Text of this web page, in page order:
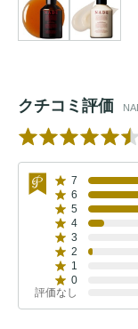
クチコミ評価
7
6
5
4
3
2
1
0
評価なし